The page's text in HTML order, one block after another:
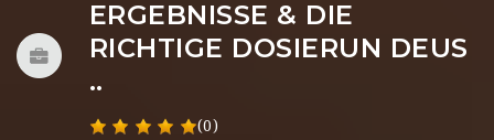
ERGEBNISSE & DIE
RICHTIGE DOSIERUN DEUS
..
(0)